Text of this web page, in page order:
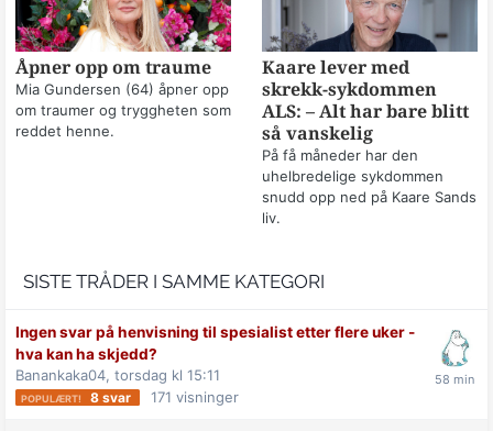
Åpner opp om traume
Mia Gundersen (64) åpner opp
om traumer og tryggheten som
reddet henne.
Kaare lever med
skrekk-sykdommen
ALS: – Alt har bare blitt
så vanskelig
På få måneder har den
uhelbredelige sykdommen
snudd opp ned på Kaare Sands
liv.
SISTE TRÅDER I SAMME KATEGORI
Ingen svar på henvisning til spesialist etter flere uker -
hva kan ha skjedd?
Banankaka04, torsdag kl 15:11
8 svar 171 visninger